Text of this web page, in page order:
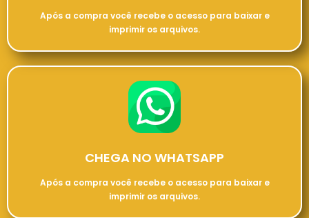
Após a compra você recebe o acesso para baixar e
imprimir os arquivos.
CHEGA NO WHATSAPP
Após a compra você recebe o acesso para baixar e
imprimir os arquivos.